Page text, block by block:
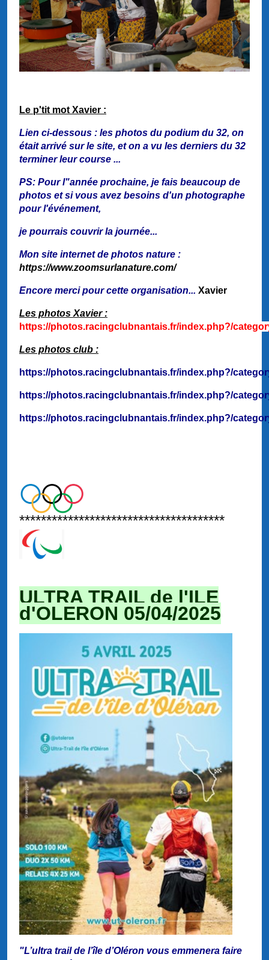
Le p'tit mot Xavier :
Lien ci-dessous : les photos du podium du 32, on
était arrivé sur le site, et on a vu les derniers du 32
terminer leur course ...
PS: Pour l"année prochaine, je fais beaucoup de
photos et si vous avez besoins d'un photographe
pour l'événement,
je pourrais couvrir la journée...
Mon site internet de photos nature :
https://www.zoomsurlanature.com/
Encore merci pour cette organisation... Xavier
Les photos Xavier :
https://photos.racingclubnantais.fr/index.php?/
Les photos club :
https://photos.racingclubnantais.fr/index.php?/
https://photos.racingclubnantais.fr/index.php?/
https://photos.racingclubnantais.fr/index.php?/
**************************************
ULTRA TRAIL de l'ILE
d'OLERON 05/04/2025
"L’ultra trail de l’île d’Oléron vous emmenera faire